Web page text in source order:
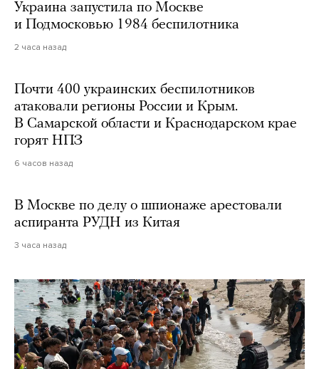
Украина запустила по Москве
и Подмосковью 1984 беспилотника
2 часа назад
Почти 400 украинских беспилотников
атаковали регионы России и Крым.
В Самарской области и Краснодарском крае
горят НПЗ
6 часов назад
В Москве по делу о шпионаже арестовали
аспиранта РУДН из Китая
3 часа назад